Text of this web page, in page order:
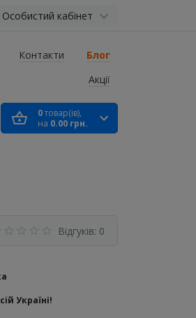
Особистий кабінет
Контакти
Блог
Акції
0товар(ів),
на 0.00 грн.
Відгуків: 0
Україні!